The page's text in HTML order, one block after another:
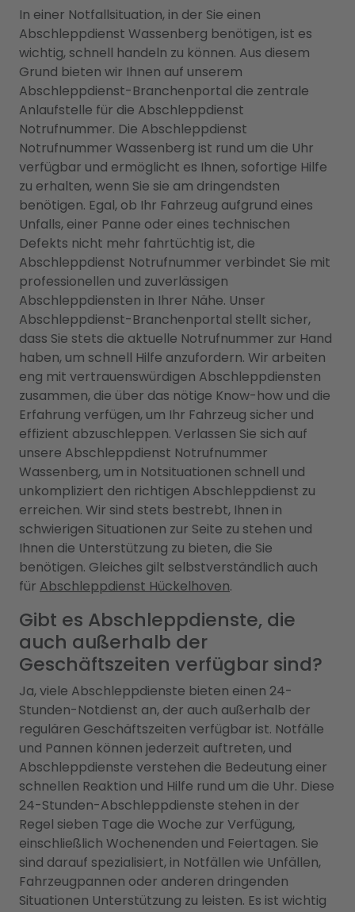
In einer Notfallsituation, in der Sie einen
Abschleppdienst Wassenberg benötigen, ist es
wichtig, schnell handeln zu können. Aus diesem
Grund bieten wir Ihnen auf unserem
Abschleppdienst-Branchenportal die zentrale
Anlaufstelle für die Abschleppdienst
Notrufnummer. Die Abschleppdienst
Notrufnummer Wassenberg ist rund um die Uhr
verfügbar und ermöglicht es Ihnen, sofortige Hilfe
zu erhalten, wenn Sie sie am dringendsten
benötigen. Egal, ob Ihr Fahrzeug aufgrund eines
Unfalls, einer Panne oder eines technischen
Defekts nicht mehr fahrtüchtig ist, die
Abschleppdienst Notrufnummer verbindet Sie mit
professionellen und zuverlässigen
Abschleppdiensten in Ihrer Nähe. Unser
Abschleppdienst-Branchenportal stellt sicher,
dass Sie stets die aktuelle Notrufnummer zur Hand
haben, um schnell Hilfe anzufordern. Wir arbeiten
eng mit vertrauenswürdigen Abschleppdiensten
zusammen, die über das nötige Know-how und die
Erfahrung verfügen, um Ihr Fahrzeug sicher und
effizient abzuschleppen. Verlassen Sie sich auf
unsere Abschleppdienst Notrufnummer
Wassenberg, um in Notsituationen schnell und
unkompliziert den richtigen Abschleppdienst zu
erreichen. Wir sind stets bestrebt, Ihnen in
schwierigen Situationen zur Seite zu stehen und
Ihnen die Unterstützung zu bieten, die Sie
benötigen. Gleiches gilt selbstverständlich auch
für Abschleppdienst Hückelhoven.
Gibt es Abschleppdienste, die
auch außerhalb der
Geschäftszeiten verfügbar sind?
Ja, viele Abschleppdienste bieten einen 24-
Stunden-Notdienst an, der auch außerhalb der
regulären Geschäftszeiten verfügbar ist. Notfälle
und Pannen können jederzeit auftreten, und
Abschleppdienste verstehen die Bedeutung einer
schnellen Reaktion und Hilfe rund um die Uhr. Diese
24-Stunden-Abschleppdienste stehen in der
Regel sieben Tage die Woche zur Verfügung,
einschließlich Wochenenden und Feiertagen. Sie
sind darauf spezialisiert, in Notfällen wie Unfällen,
Fahrzeugpannen oder anderen dringenden
Situationen Unterstützung zu leisten. Es ist wichtig